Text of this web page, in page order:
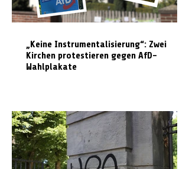
„Keine Instrumentalisierung“: Zwei
Kirchen protestieren gegen AfD-
Wahlplakate